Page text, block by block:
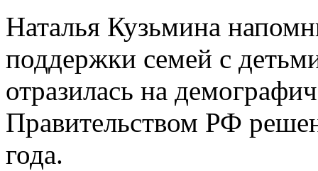
Наталья Кузьмина
поддержки семей с
отразилась на
Правительством РФ
года.